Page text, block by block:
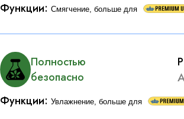
Функции: Смягчение, больше для
Полностью
безопасно
Функции: Увлажнение, больше для